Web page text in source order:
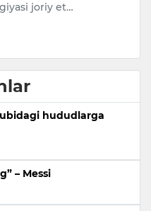
et…
hududlarga
– Messi